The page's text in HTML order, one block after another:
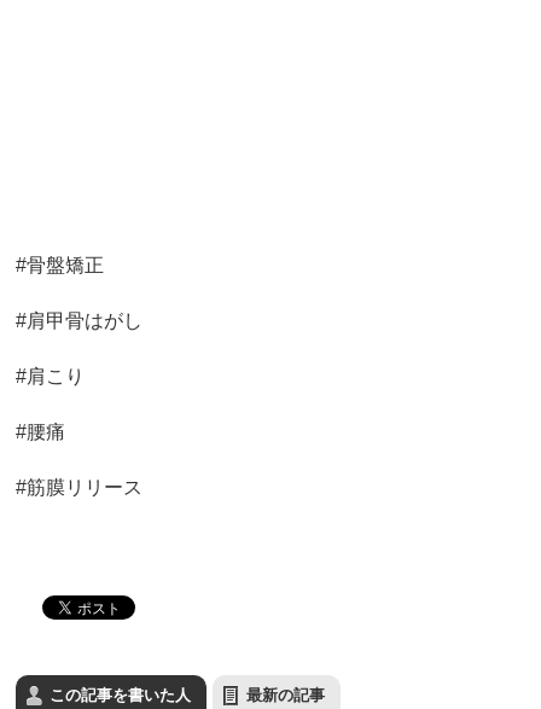
#骨盤矯正
#肩甲骨はがし
#肩こり
#腰痛
#筋膜リリース
この記事を書いた人 最新の記事